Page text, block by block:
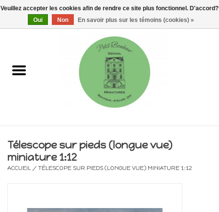
0 Articles - €0,00
Maisons, vitrines & kits
Electricité
Télescope sur pieds (longue vue)
miniature 1:12
ACCUEIL / TÉLESCOPE SUR PIEDS (LONGUE VUE) MINIATURE 1:12
Veuillez accepter les cookies afin de rendre ce site plus fonctionnel. D'accord?
Oui
Non En savoir plus sur les témoins (cookies) »